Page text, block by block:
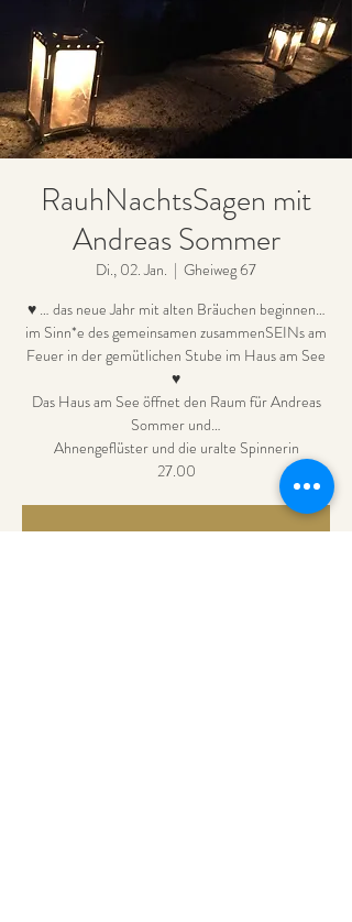
RauhNachtsSagen mit
Andreas Sommer
Di., 02. Jan.
  |
Gheiweg 67
♥ … das neue Jahr mit alten Bräuchen beginnen…
im Sinn*e des gemeinsamen zusammenSEINs am
Feuer in der gemütlichen Stube im Haus am See
♥
Das Haus am See öffnet den Raum für Andreas
Sommer und…
Ahnengeflüster und die uralte Spinnerin
27.00